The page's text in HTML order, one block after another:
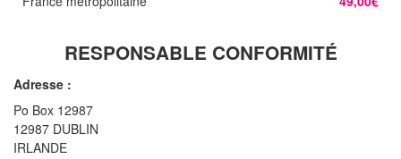
RESPONSABLE CONFORMITÉ
Adresse :
Po Box 12987
12987 DUBLIN
IRLANDE